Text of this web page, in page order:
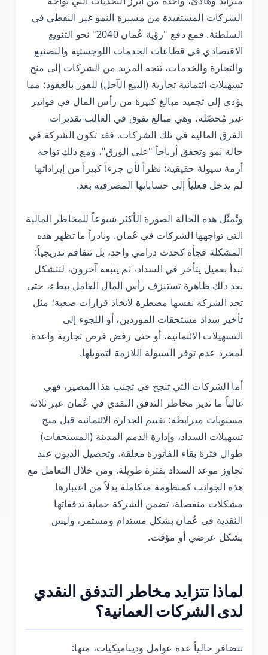
الشركات المستفيدة من مسيرة النمو غير النفطي في
السلطنة. فمع دفع "رؤية عُمان 2040" نحو التنويع
الاقتصادي في قطاعات الخدمات اللوجستية والتصنيع
والتجارة والخدمات، تتجه المزيد من الشركات إلى منح
تسهيلات ائتمانية تجارية (البيع الآجل) للفوز بالعقود؛ مما
يؤدي إلى تجميد مبالغ كبيرة من رأس المال في فواتير
غير مُحصّلة، وهي مبالغ تفوق في الغالب تقديرات
الفرق المالية في تلك الشركات. فقد تكون الشركة في
حالة نمو وتحقق أرباحاً "على الورق"، ومع ذلك تواجه
أزمة سيولة حقيقية؛ نظراً لأن جزءاً كبيراً من إيراداتها
لم يدخل فعلياً إلى حساباتها المصرفية بعد.
وتُمثّل هذه الحالة الصورة الأكثر شيوعاً للمخاطر المالية
التي تواجهها الشركات في عُمان. ونادراً ما تظهر هذه
المشكلة فجأة كحدث درامي واحد، بل تتفاقم تدريجياً:
تبدأ بعميل يتأخر في السداد، ثم يتبعه آخرون، لتتشكل
بعد ذلك ظاهرة تستنزف رأس المال العامل ببطء، حتى
تجد الشركة نفسها مضطرة لاتخاذ قرارات صعبة؛ مثل
تأخير سداد مستحقات الموردين، أو اللجوء إلى
التسهيلات الائتمانية، أو حتى رفض فرص تجارية واعدة
لمجرد عدم توفر السيولة اللازمة لتمويلها.
أما الشركات التي تنجح في تجنب هذا المصير، فهي
غالباً ما تدير مخاطر التدفق النقدي في عُمان عبر ثلاثة
مستويات مترابطة: تقييم الجدارة الائتمانية قبل منح
تسهيلات السداد، وإدارة الذمم المدينة (المستحقات)
طوال فترة بقاء الفاتورة معلقة، وتحصيل الديون عند
تجاوز موعد السداد بفترة طويلة. ومن خلال التعامل مع
هذه الجوانب كمنظومة متكاملة بدلاً من اعتبارها
مشكلات منفصلة، ​​تضمن الشركة حماية تدفقاتها
النقدية في عُمان بشكل مستدام ومستمر، وليس
بشكل عرضي أو مؤقت.
لماذا تتزايد مخاطر التدفق النقدي
لدى الشركات العمانية؟
تتضافر حالياً عدة عوامل وديناميكيات، منها: